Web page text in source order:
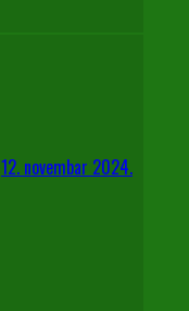
12. novembar 2024.